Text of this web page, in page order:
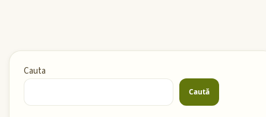
Cauta
Caută